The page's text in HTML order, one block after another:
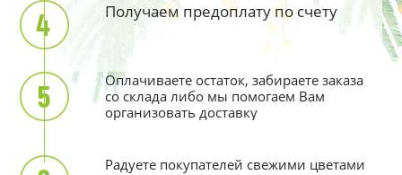
Получаем предоплату по счету
Оплачиваете остаток, забираете заказа
со склада либо мы помогаем Вам
организовать доставку
Радуете покупателей свежими цветами